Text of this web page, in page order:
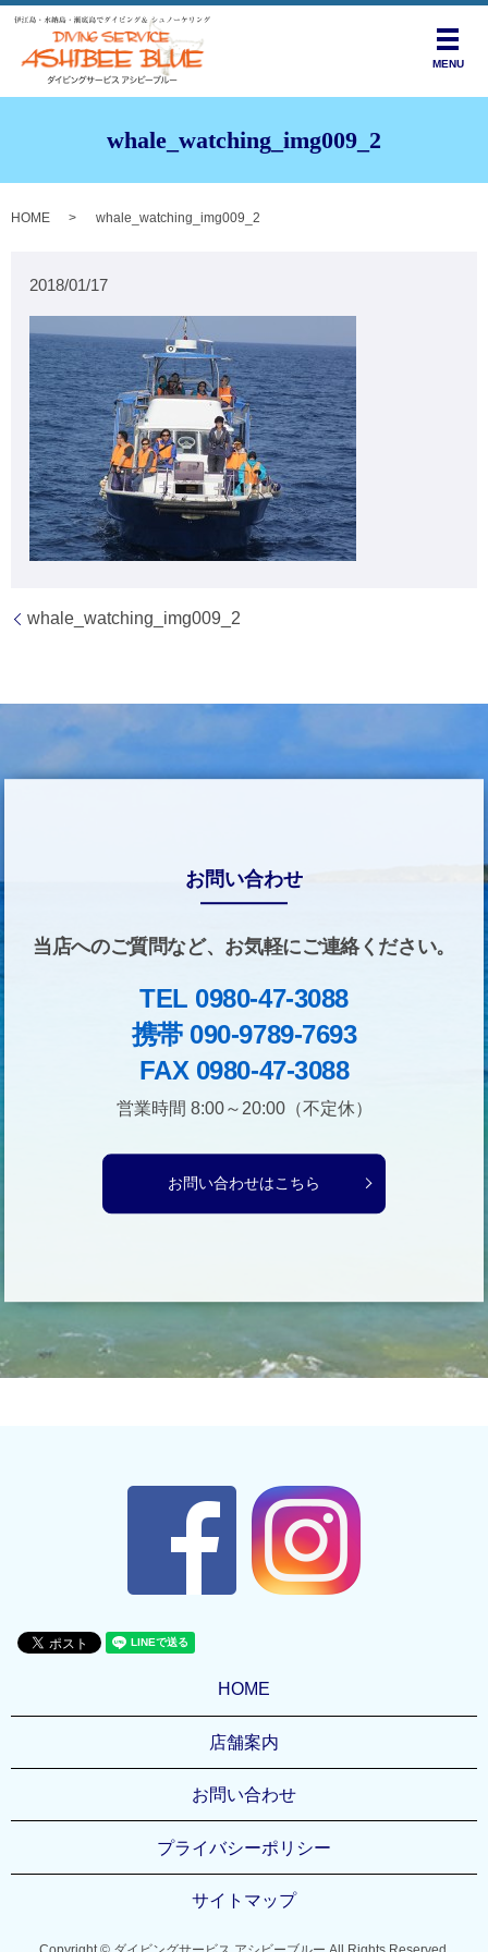
メニ
MENU
whale_watching_img009_2
HOME whale_watching_img009_2
2018/01/17
whale_watching_img009_2
お問い合わせ
当店へのご質問など、お気軽にご連絡ください。
TEL 0980-47-3088
携帯 090-9789-7693
FAX 0980-47-3088
営業時間 8:00～20:00（不定休）
お問い合わせはこちら
HOME
店舗案内
お問い合わせ
プライバシーポリシー
サイトマップ